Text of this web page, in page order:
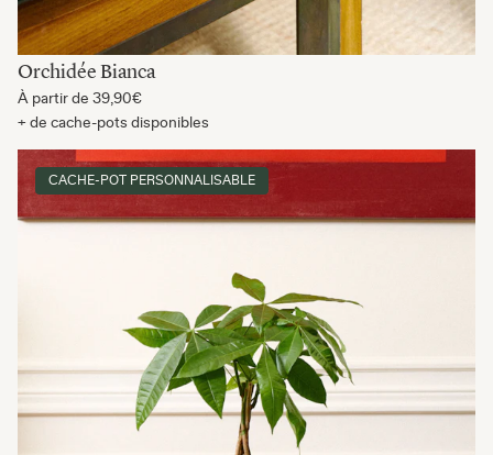
Orchidée Bianca
À partir de 39,90€
+ de cache-pots disponibles
CACHE-POT PERSONNALISABLE